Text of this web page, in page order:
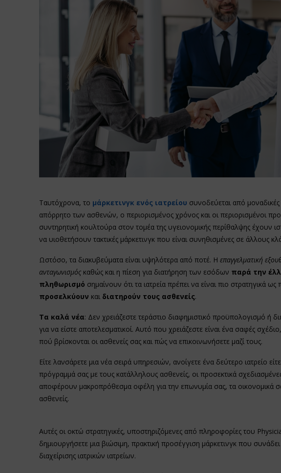
Ταυτόχρονα, το μάρκετινγκ ενός ιατρείου συνοδεύεται από μοναδικές
απόρρητο των ασθενών, ο περιορισμένος χρόνος και οι περιορισμένοι
συντηρητική κουλτούρα στον τομέα της υγειονομικής περίθαλψης έχουν
να υιοθετήσουν τακτικές μάρκετινγκ που είναι συνηθισμένες σε άλλους
Ωστόσο, τα διακυβεύματα είναι υψηλότερα από ποτέ. Η επαγγελματική
ανταγωνισμός καθώς και η πίεση για διατήρηση των εσόδων παρά την
πληθωρισμό σημαίνουν ότι τα ιατρεία πρέπει να είναι πιο στρατηγικά
προσελκύουν και διατηρούν τους ασθενείς.
Τα καλά νέα: Δεν χρειάζεστε τεράστιο διαφημιστικό προϋπολογισμό ή
για να είστε αποτελεσματικοί. Αυτό που χρειάζεστε είναι ένα σαφές
πού βρίσκονται οι ασθενείς σας και πώς να επικοινωνήσετε μαζί τους.
Είτε λανσάρετε μια νέα σειρά υπηρεσιών, ανοίγετε ένα δεύτερο ιατρείο
πρόγραμμά σας με τους κατάλληλους ασθενείς, οι προσεκτικά
αποφέρουν μακροπρόθεσμα οφέλη για την επωνυμία σας, τα οικονομικά
ασθενείς.
Αυτές οι οκτώ στρατηγικές, υποστηριζόμενες από πληροφορίες του
δημιουργήσετε μια βιώσιμη, πρακτική προσέγγιση μάρκετινγκ που
διαχείρισης ιατρικών ιατρείων.